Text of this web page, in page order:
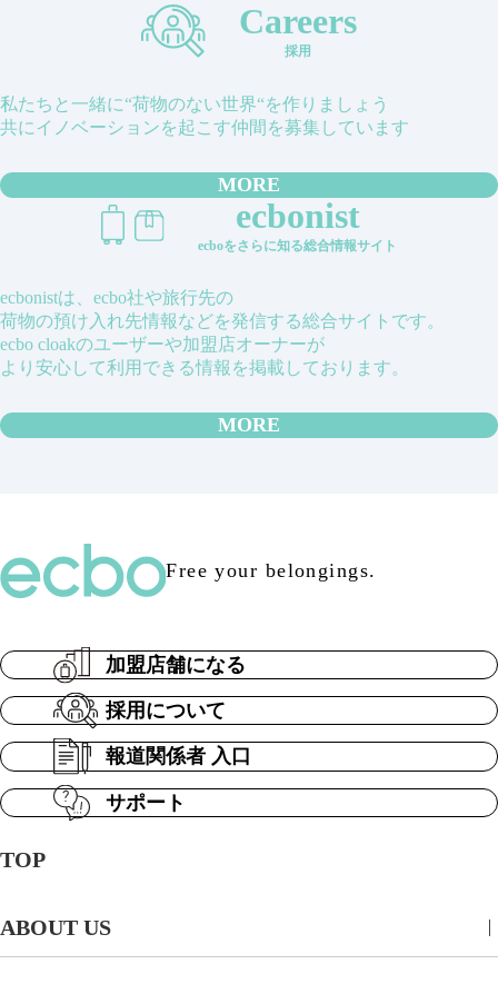
Careers
採用
私たちと一緒に“荷物のない世界“を作りましょう
共にイノベーションを起こす仲間を募集しています
MORE
ecbonist
ecboをさらに知る総合情報サイト
ecbonistは、ecbo社や旅行先の
荷物の預け入れ先情報などを発信する総合サイトです。
ecbo cloakのユーザーや加盟店オーナーが
より安心して利用できる情報を掲載しております。
MORE
Free your belongings.
TOP
ABOUT US
加盟店舗になる
採用について
報道関係者 入口
サポート